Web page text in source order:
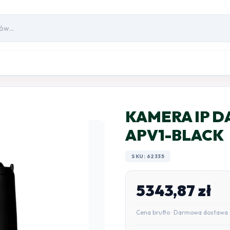
KAMERA IP
APV1-BLACK
SKU: 62335
5343,87zł
Cena brutto · Darmowa